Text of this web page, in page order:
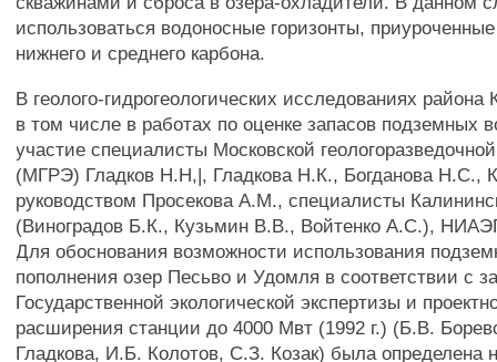
использоваться водоносные горизонты,
нижнего и среднего карбона.
В геолого-гидрогеологических исследованиях
в том числе в работах по оценке запасов подземных
участие специалисты Московской
(МГРЭ) Гладков Н.Н,|, Гладкова Н.К., Богданова Н.С.,
руководством Просекова A.M., специалисты
(Виноградов Б.К., Кузьмин В.В., Войтенко A.C.),
Для обоснования возможности использования
пополнения озер Песьво и Удомля в соответствии с
Государственной экологической экспертизы и
расширения станции до 4000 Мвт (1992 г.) (Б.В.
Гладкова, И.Б. Колотов, С.З. Козак) была определена